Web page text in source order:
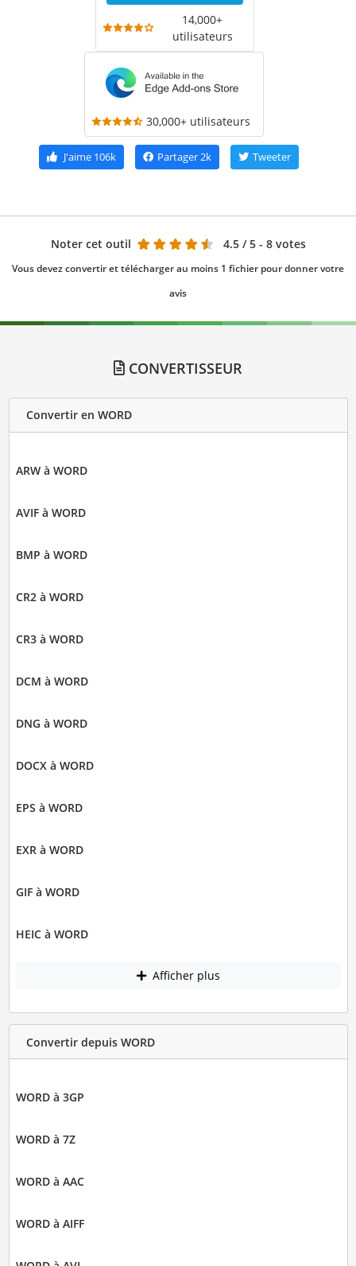
14,000+
utilisateurs
30,000+ utilisateurs
J'aime106k Partager 2k Tweeter
Noter cet outil 4.5 / 5 - 8 votes
Vous devez convertir et télécharger au moins 1 fichier pour donner votre
avis
CONVERTISSEUR
Convertir en WORD
ARW à WORD
AVIF à WORD
BMP à WORD
CR2 à WORD
CR3 à WORD
DCM à WORD
DNG à WORD
DOCX à WORD
EPS à WORD
EXR à WORD
GIF à WORD
HEIC à WORD
Afficher plus
Convertir depuis WORD
WORD à 3GP
WORD à 7Z
WORD à AAC
WORD à AIFF